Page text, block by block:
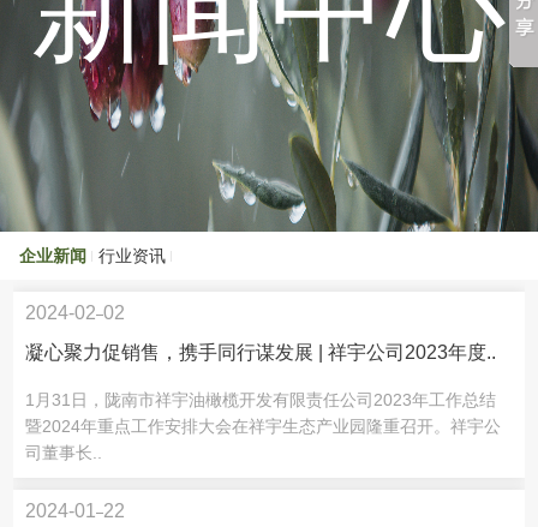
企业新闻 行业资讯
02
2024-02
凝心聚力促销售，携手同行谋发展 | 祥宇公司2023年度..
1月31日，陇南市祥宇油橄榄开发有限责任公司2023年工作总结
暨2024年重点工作安排大会在祥宇生态产业园隆重召开。祥宇公
司董事长..
22
2024-01